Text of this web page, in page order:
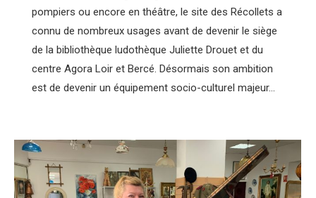
pompiers ou encore en théâtre, le site des Récollets a
connu de nombreux usages avant de devenir le siège
de la bibliothèque ludothèque Juliette Drouet et du
centre Agora Loir et Bercé. Désormais son ambition
est de devenir un équipement socio-culturel majeur…